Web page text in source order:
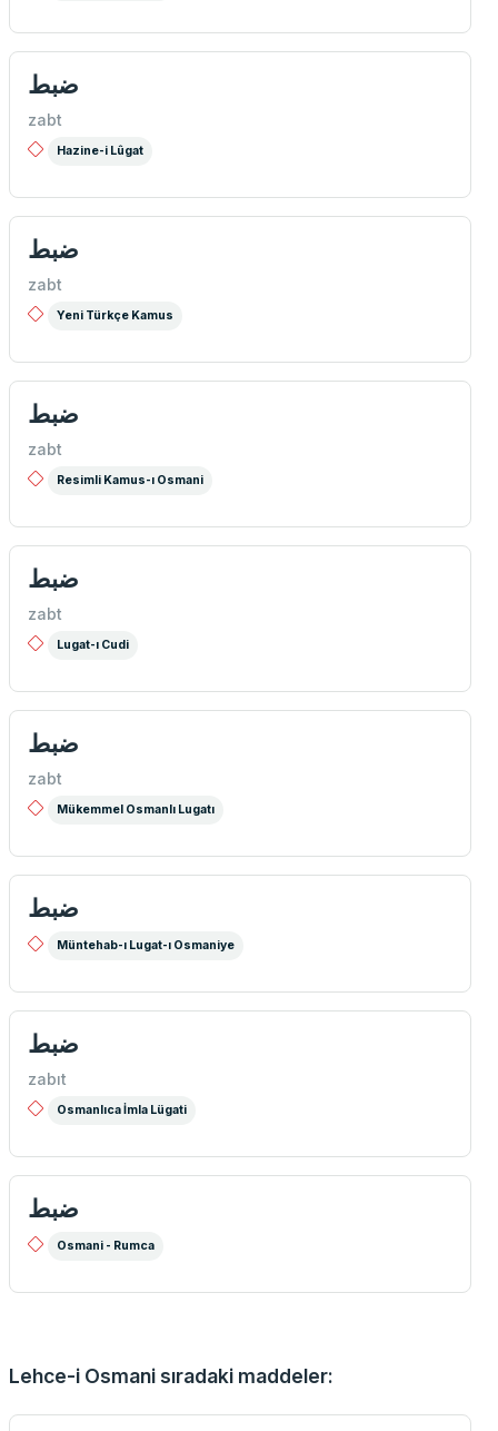
ضبط
zabt
Hazine-i Lûgat
ضبط
zabt
Yeni Türkçe Kamus
ضبط
zabt
Resimli Kamus-ı Osmani
ضبط
zabt
Lugat-ı Cudi
ضبط
zabt
Mükemmel Osmanlı Lugatı
ضبط
Müntehab-ı Lugat-ı Osmaniye
ضبط
zabıt
Osmanlıca İmla Lügati
ضبط
Osmani - Rumca
Lehce-i Osmani sıradaki maddeler: